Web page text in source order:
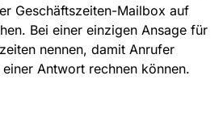
Geschäftszeiten-Mailbox auf
Bei einer einzigen Ansage für
nennen, damit Anrufer
Antwort rechnen können.